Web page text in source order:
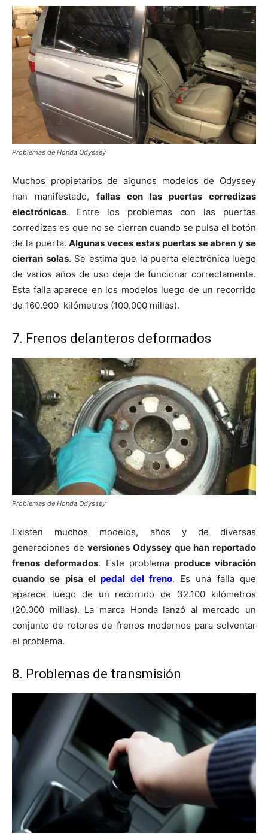
Problemas de Honda Odyssey
Muchos propietarios de algunos modelos de Odyssey
han manifestado, fallas con las puertas corredizas
electrónicas. Entre los problemas con las puertas
corredizas es que no se cierran cuando se pulsa el botón
de la puerta.Algunas veces estas puertas se abren y se
cierran solas. Se estima que la puerta electrónica luego
de varios años de uso deja de funcionar correctamente.
Esta falla aparece en los modelos luego de un recorrido
de 160.900 kilómetros (100.000 millas).
7. Frenos delanteros deformados
Problemas de Honda Odyssey
Existen muchos modelos, años y de diversas
generaciones deversiones Odyssey que han reportado
frenos deformados. Este problema produce vibración
cuando se pisa elpedal del freno. Es una falla que
aparece luego de un recorrido de 32.100 kilómetros
(20.000 millas). La marca Honda lanzó al mercado un
conjunto de rotores de frenos modernos para solventar
el problema.
8. Problemas de transmisión